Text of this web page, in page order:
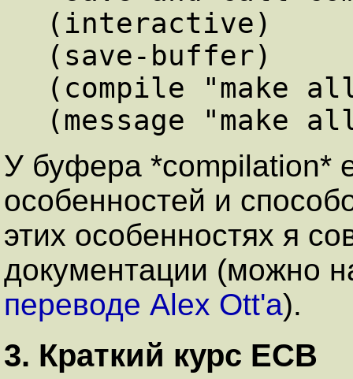
  (compile
"make
  (message
"make
У буфера *compilation*
особенностей и
этих особенностях я
документации (можно
переводе Alex Ott'а).
3. Краткий курс ECB